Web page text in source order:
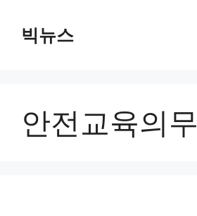
빅뉴스
안전교육의무